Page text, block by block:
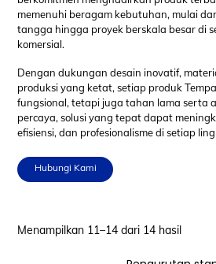
memenuhi beragam kebutuhan, mulai
tangga hingga proyek berskala besar di
komersial.
Dengan dukungan desain inovatif,
produksi yang ketat, setiap produk
fungsional, tetapi juga tahan lama serta
percaya, solusi yang tepat dapat
efisiensi, dan profesionalisme di setiap
Hubungi Kami
Menampilkan 11–14 dari 14 hasil